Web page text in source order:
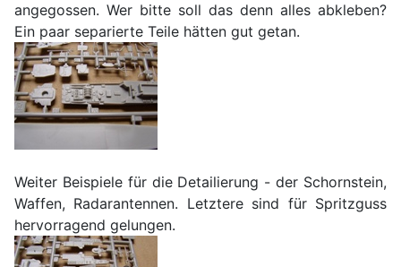
angegossen. Wer bitte soll das denn alles abkleben?
Ein paar separierte Teile hätten gut getan.
Weiter Beispiele für die Detailierung - der Schornstein,
Waffen, Radarantennen. Letztere sind für Spritzguss
hervorragend gelungen.